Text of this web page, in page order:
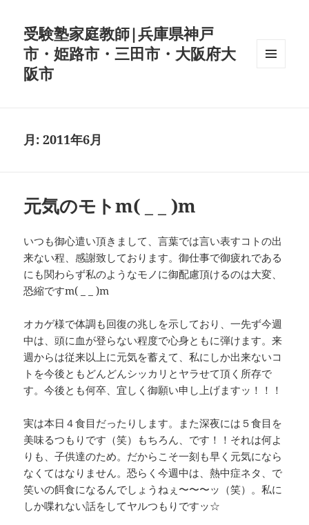
受験塾家庭教師|兵庫県神戸
市・姫路市・三田市・大阪府大
阪市
月:2011年6月
元気のモトm( _ _ )m
いつも御心遣い頂きまして、言葉では言い表すコトの出
来ない程、感謝致しております。御仕事で御疲れである
にも関わらず私のようなモノに御配慮頂けるのは大変、
恐縮ですm( _ _ )m
オカゲ様で体調も回復の兆しを示しており、一先ず今週
中は、頭に血が登らない程度で心身ともに弾けます。来
週からは従来以上に元気を蓄えて、私にしか出来ないコ
トを今後ともどんどんシッカリとヤラせて頂く所存で
す。今後とも何卒、宜しく御願い申し上げますッ！！！
実は本日４食目だったりします。また深夜には５食目を
美味るつもりです（笑）もちろん、です！！それは何よ
りも、子供達のため。だからこそ一刻も早く元気になら
なくてはなりません。恐らく今週中は、熱中症ネタ、で
笑いの餌食になるんでしょうねぇ〜〜〜ッ（笑）。私に
しか喋れない話をしてヤルつもりですッ☆